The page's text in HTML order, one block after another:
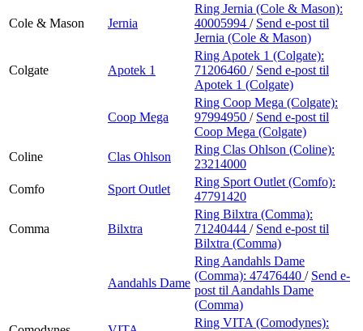
Cole & Mason Jernia
Ring Jernia (Cole & Mason):
40005994 / Send e-post til
Jernia (Cole & Mason)
Colgate Apotek 1
Ring Apotek 1 (Colgate):
71206460 / Send e-post til
Apotek 1 (Colgate)
Coop Mega
Ring Coop Mega (Colgate):
97994950 / Send e-post til
Coop Mega (Colgate)
Coline
Clas Ohlson
Ring Clas Ohlson (Coline):
23214000
Comfo
Sport Outlet
Ring Sport Outlet (Comfo):
47791420
Comma Bilxtra
Ring Bilxtra (Comma):
71240444 / Send e-post til
Bilxtra (Comma)
Aandahls Dame
Ring Aandahls Dame
(Comma): 47476440 / Send e-
post til Aandahls Dame
(Comma)
Ring VITA (Comodynes):